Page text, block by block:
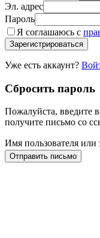
Эл. адрес
Пароль
Я соглашаюсь с
Зарегистрироваться
Уже есть аккаунт?
Сбросить пароль
Пожалуйста, введите
получите письмо со
Имя пользователя или
Отправить письмо